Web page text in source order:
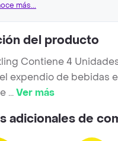
más...
del producto
Contiene 4
expendio de bebidas
...Ver más
adicionales de